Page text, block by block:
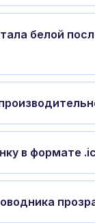
белой
в формате